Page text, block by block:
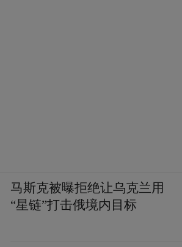
马斯克被曝拒绝让乌克兰用
“星链”打击俄境内目标